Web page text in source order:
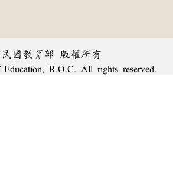
民國教育部 版權所有
R.O.C. All rights reserved.